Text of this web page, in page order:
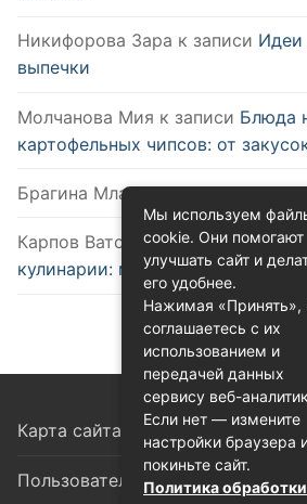
Никифорова Зара к записи Идеи
выпечки
Молчанова Мия к записи Блюда
картофельных чипсов: от
Брагина Младак записиКак
Карпов Ватславк записи
кулинарии: микроволновка
Карта сайта
Пользовательское соглашение
Мы используем
cookie. Они помогают
улучшать сайт и
его удобнее.
Нажимая «Принять»,
соглашаетесь с их
использованием и
передачей данных
сервису веб-
Если нет — измените
настройки браузера
покиньте сайт.
Политика обработки